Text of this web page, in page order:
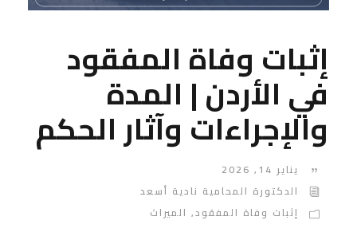
إثبات وفاة المفقود
في الأردن | المدة
والإجراءات وآثار الحكم
يناير 14, 2026
الدكتورة المحامية نادية أسعد
إثبات وفاة المفقود, الميراث